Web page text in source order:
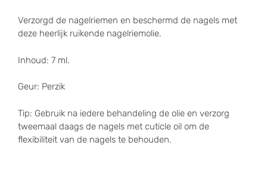
Verzorgd de nagelriemen en beschermd de nagels met
deze heerlijk ruikende nagelriemolie.
Inhoud: 7 ml.
Geur: Perzik
Tip: Gebruik na iedere behandeling de olie en verzorg
tweemaal daags de nagels met cuticle oil om de
flexibiliteit van de nagels te behouden.